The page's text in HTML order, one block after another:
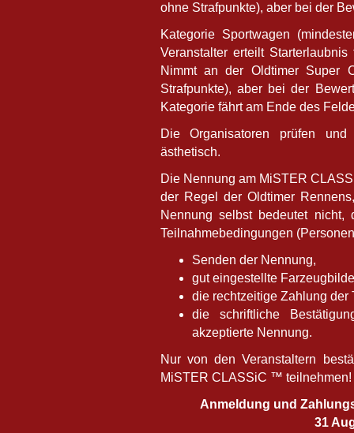
ohne Strafpunkte), aber bei der
Kategorie Sportwagen
Veranstalter erteilt
Nimmt an der Oldtimer Super
Strafpunkte), aber bei der
Kategorie fährt am Ende des
Die Organisatoren prüfen
ästhetisch.
Die Nennung am MiSTER
der Regel der Oldtimer
Nennung selbst bedeutet
Teilnahmebedingungen
Senden der Nennung,
gut eingestellte
die rechtzeitige Zahlung der
die schriftliche
akzeptierte Nennung.
Nur von den Veranstaltern
MiSTER CLASSiC ™ teilnehmen!
Anmeldung und
31